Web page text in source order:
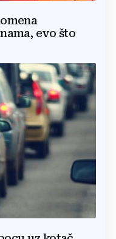
evo što